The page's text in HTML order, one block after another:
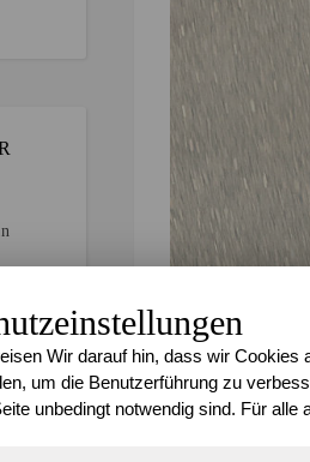
Wir darauf hin, dass wir
um die Benutzerführung zu
unbedingt notwendig sind. Für